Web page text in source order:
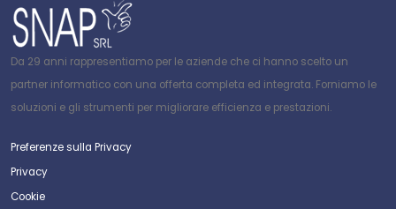
Da 29 anni rappresentiamo per le aziende che ci hanno scelto un
partner informatico con una offerta completa ed integrata. Forniamo le
soluzioni e gli strumenti per migliorare efficienza e prestazioni.
Preferenze sulla Privacy
Privacy
Cookie